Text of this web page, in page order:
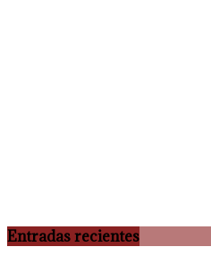
Entradas recientes